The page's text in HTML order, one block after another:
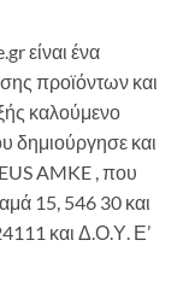
είναι ένα
προϊόντων και
καλούμενο
δημιούργησε και
AMKE , που
15, 546 30 και
και Δ.Ο.Υ. Ε’